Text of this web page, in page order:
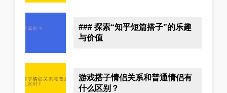
### 探索“知乎短篇搭子”的乐趣
与价值
游戏搭子情侣关系和普通情侣有
什么区别？